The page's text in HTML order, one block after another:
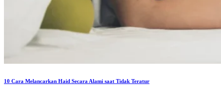
10 Cara Melancarkan Haid Secara Alami saat Tidak Teratur